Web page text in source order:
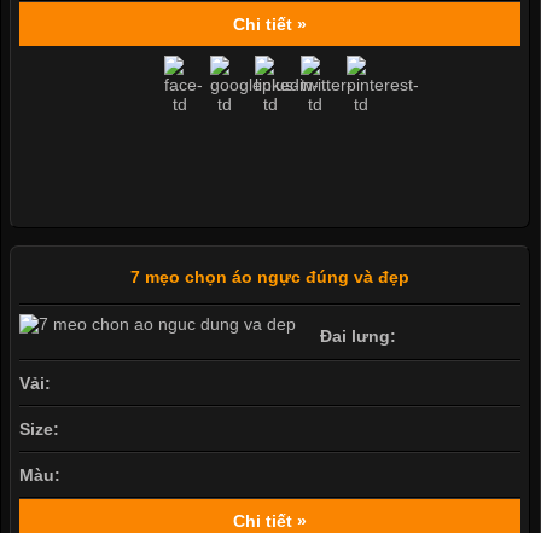
Chi tiết »
7 mẹo chọn áo ngực đúng và đẹp
Đai lưng:
Vải:
Size:
Màu:
Chi tiết »